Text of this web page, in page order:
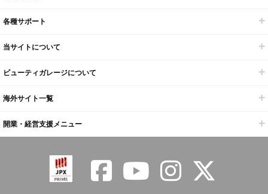
各種サポート
当サイトについて
ビューティガレージについて
海外サイト一覧
開業・経営支援メニュー